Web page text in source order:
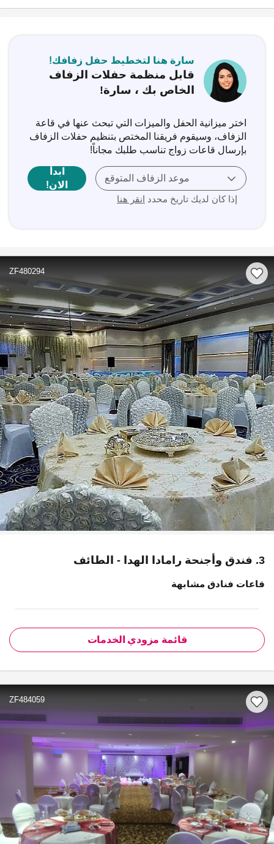
سارة هنا لتخطيط حفل زفافك!
قابل منظمة حفلات الزفاف
الخاص بك ، سارة!
اختر ميزانية الحفل والميزات التي تبحث عنها في قاعة
الزفاف، وسيقوم فريقنا المختص بتنظيم حفلات الزفاف
بإرسال قاعات زواج تناسب طلبك مجاناً!
موعد الزفاف المتوقع
إذا كان لديك تاريخ محدد انقر هنا
ابدأ
الان!
ZF480294
3. فندق وأجنحة رامادا الهدا - الطائف
قاعات فنادق مشابهة
قائمة مزودي الخدمات
ZF484059